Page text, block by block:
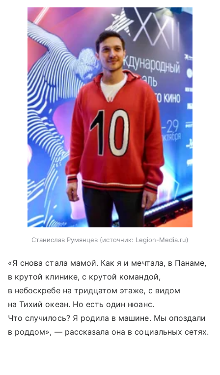
Станислав Румянцев источник: Legion-Media.ru
«Я снова стала мамой. Как я и мечтала, в Панаме,
в крутой клинике, с крутой командой,
в небоскребе на тридцатом этаже, с видом
на Тихий океан. Но есть один нюанс.
Что случилось? Я родила в машине. Мы опоздали
в роддом», — рассказала она в социальных сетях.